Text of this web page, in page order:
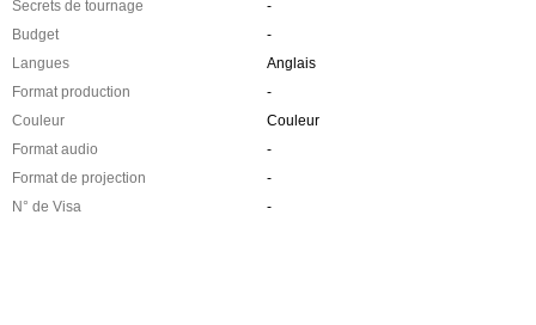
Secrets de tournage
-
Budget
-
Langues
Anglais
Format production
-
Couleur
Couleur
Format audio
-
Format de projection
-
N° de Visa
-